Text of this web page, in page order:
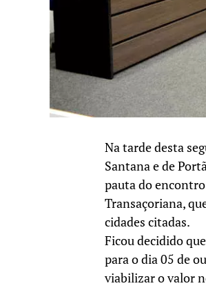
Na tarde desta
Santana e de
pauta do encontro
Transaçoriana,
cidades citadas.
Ficou decidido
para o dia 05 de
viabilizar o valor